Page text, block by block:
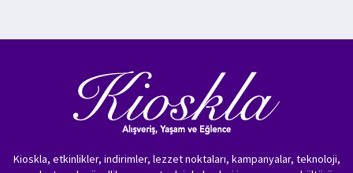
Kioskla, etkinlikler, indirimler, lezzet noktaları, kampanyalar, teknoloji,